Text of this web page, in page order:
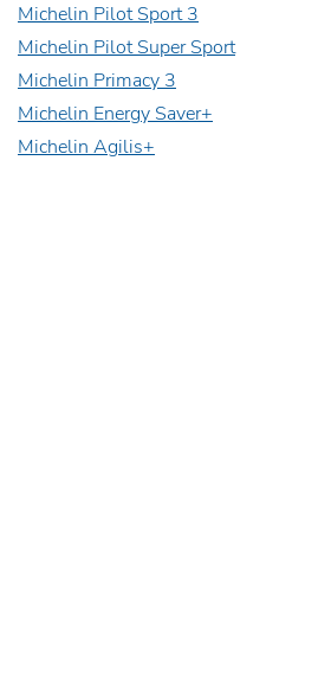
Michelin Pilot Sport 3
Michelin Pilot Super Sport
Michelin Primacy 3
Michelin Energy Saver+
Michelin Agilis+